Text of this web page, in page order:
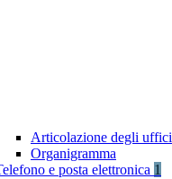
Articolazione degli uffici
Organigramma
e posta elettronica 1